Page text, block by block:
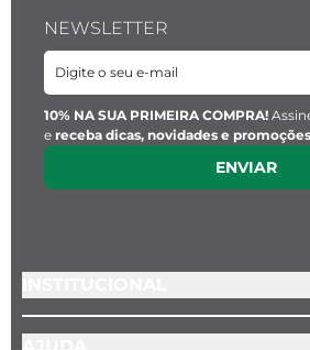
NEWSLETTER
10% NA SUA PRIMEIRA COMPRA!
e receba dicas, novidades e
ENVIAR